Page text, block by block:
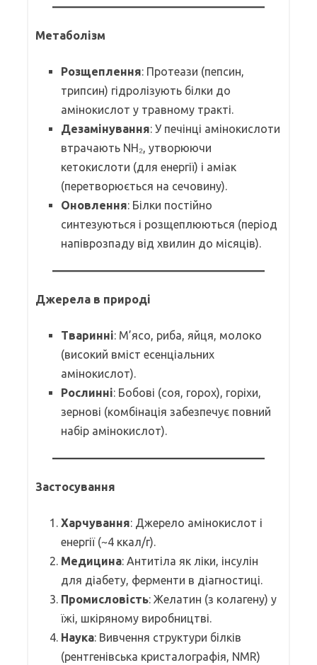
Метаболізм
Розщеплення: Протеази (пепсин,
трипсин) гідролізують білки до
амінокислот у травному тракті.
Дезамінування: У печінці амінокислоти
втрачають NH₂, утворюючи
кетокислоти (для енергії) і аміак
(перетворюється на сечовину).
Оновлення: Білки постійно
синтезуються і розщеплюються (період
напіврозпаду від хвилин до місяців).
Джерела в природі
Тваринні: М’ясо, риба, яйця, молоко
(високий вміст есенціальних
амінокислот).
Рослинні: Бобові (соя, горох), горіхи,
зернові (комбінація забезпечує повний
набір амінокислот).
Застосування
Харчування: Джерело амінокислот і
енергії (~4 ккал/г).
Медицина: Антитіла як ліки, інсулін
для діабету, ферменти в діагностиці.
Промисловість: Желатин (з колагену) у
їжі, шкіряному виробництві.
Наука: Вивчення структури білків
(рентгенівська кристалографія, NMR)